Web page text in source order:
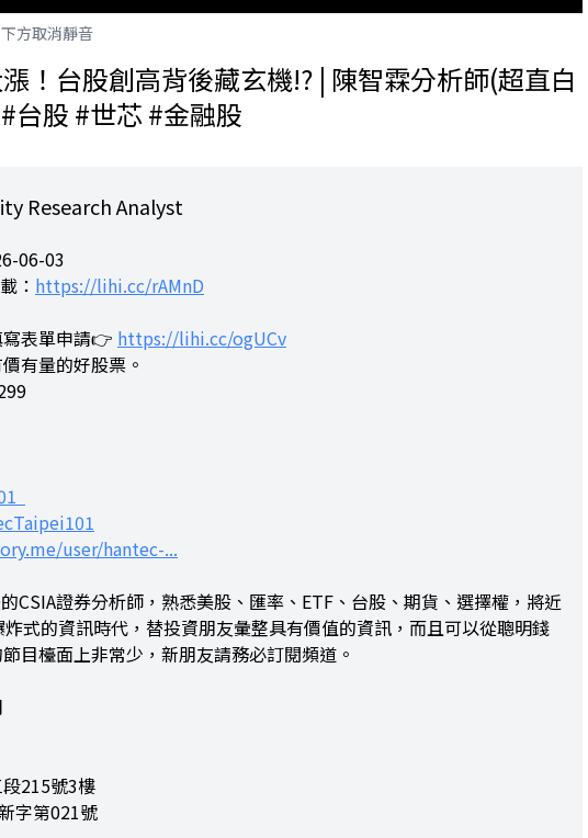
方取消靜音
！台股創高背後藏玄機!? | 陳智霖分析師(超直白
台股 #世芯 #金融股
Research Analyst
06-03
： https://lihi.cc/rAMnD
表單申請👉 https://lihi.cc/ogUCv
有量的好股票。
user/hantec-...
CSIA證券分析師，熟悉美股、匯率、ETF、台股、期貨、選擇權，將近
式的資訊時代，替投資朋友彙整具有價值的資訊，而且可以從聰明錢
目檯面上非常少，新朋友請務必訂閱頻道。
215號3樓
字第021號